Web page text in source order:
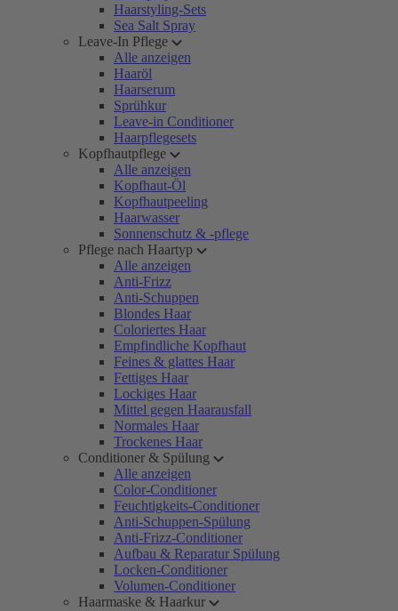
Haarstyling-Sets
Sea Salt Spray
Leave-In Pflege
Alle anzeigen
Haaröl
Haarserum
Sprühkur
Leave-in Conditioner
Haarpflegesets
Kopfhautpflege
Alle anzeigen
Kopfhaut-Öl
Kopfhautpeeling
Haarwasser
Sonnenschutz & -pflege
Pflege nach Haartyp
Alle anzeigen
Anti-Frizz
Anti-Schuppen
Blondes Haar
Coloriertes Haar
Empfindliche Kopfhaut
Feines & glattes Haar
Fettiges Haar
Lockiges Haar
Mittel gegen Haarausfall
Normales Haar
Trockenes Haar
Conditioner & Spülung
Alle anzeigen
Color-Conditioner
Feuchtigkeits-Conditioner
Anti-Schuppen-Spülung
Anti-Frizz-Conditioner
Aufbau & Reparatur Spülung
Locken-Conditioner
Volumen-Conditioner
Haarmaske & Haarkur